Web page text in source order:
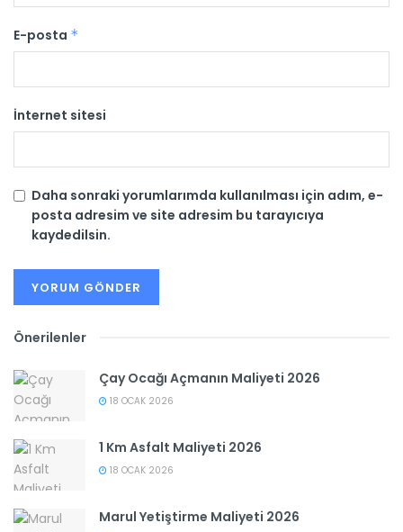
E-posta *
İnternet sitesi
Daha sonraki yorumlarımda kullanılması için adım, e-
posta adresim ve site adresim bu tarayıcıya
kaydedilsin.
Önerilenler
Çay Ocağı Açmanın Maliyeti 2026
18 OCAK 2026
1 Km Asfalt Maliyeti 2026
18 OCAK 2026
Marul Yetiştirme Maliyeti 2026